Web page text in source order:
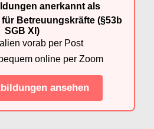
anerkannt als
Betreuungskräfte (§53b
SGB XI)
vorab per Post
online per Zoom
ansehen